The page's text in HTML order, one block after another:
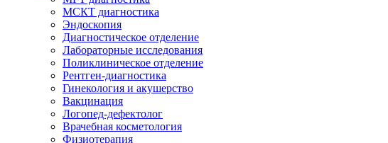
МСКТ диагностика
Эндоскопия
Диагностическое отделение
Лабораторные исследования
Поликлиническое отделение
Рентген-диагностика
Гинекология и акушерство
Вакцинация
Логопед-дефектолог
Врачебная косметология
Физиотерапия